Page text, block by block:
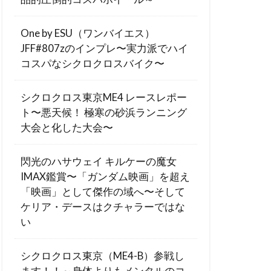
One by ESU（ワンバイエス）
JFF#807zのインプレ〜実力派でハイ
コスパなシクロクロスバイク〜
シクロクロス東京ME4 レースレポー
ト〜悪天候！ 極寒の砂浜ランニング
大会と化した大会〜
閃光のハサウェイ キルケーの魔女
IMAX鑑賞〜「ガンダム映画」を超え
「映画」として傑作の域へ〜そして
ケリア・デースはクチャラーではな
い
シクロクロス東京（ME4-B）参戦し